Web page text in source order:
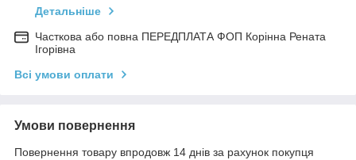
Детальніше
Часткова або повна ПЕРЕДПЛАТА ФОП Корінна Рената
Ігорівна
Всі умови оплати
Умови повернення
Повернення товару впродовж 14 днів за рахунок покупця